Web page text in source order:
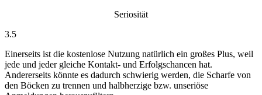
Seriosität
3.5
Einerseits ist die kostenlose Nutzung natürlich ein großes Plus, weil
jede und jeder gleiche Kontakt- und Erfolgschancen hat.
Andererseits könnte es dadurch schwierig werden, die Scharfe von
den Böcken zu trennen und halbherzige bzw. unseriöse